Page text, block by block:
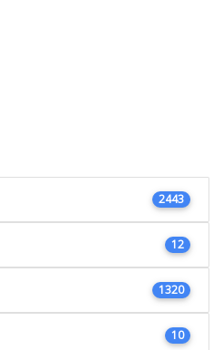
2443
12
1320
10